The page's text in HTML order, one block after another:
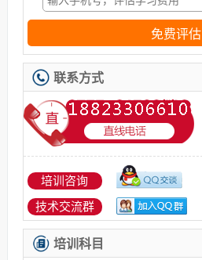
免费评估
联系方式
培训咨询
技术交流群
培训科目